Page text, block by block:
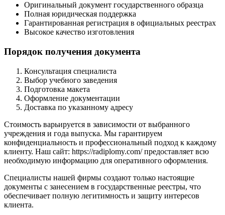
Оригинальный документ государственного образца
Полная юридическая поддержка
Гарантированная регистрация в официальных реестрах
Высокое качество изготовления
Порядок получения документа
Консультация специалиста
Выбор учебного заведения
Подготовка макета
Оформление документации
Доставка по указанному адресу
Стоимость варьируется в зависимости от выбранного
учреждения и года выпуска. Мы гарантируем
конфиденциальность и профессиональный подход к каждому
клиенту. Наш сайт: https://radiplomy.com/ предоставляет всю
необходимую информацию для оперативного оформления.
Специалисты нашей фирмы создают только настоящие
документы с занесением в государственные реестры, что
обеспечивает полную легитимность и защиту интересов
клиента.